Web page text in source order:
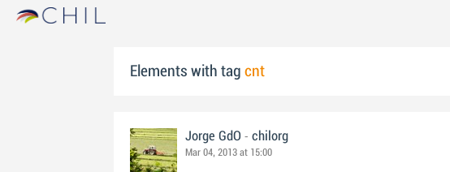
Elements with tag cnt
Jorge GdO - chilorg
Mar 04, 2013 at 15:00